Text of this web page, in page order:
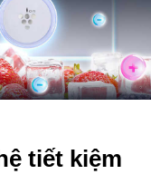
tiết kiệm